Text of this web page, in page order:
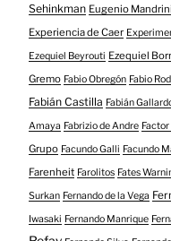
Sehinkman Eugenio Mandrini
Experiencia de Caer
Ezequiel Beyrouti Ezequiel
Gremo Fabio Obregón Fabio
Fabián Castilla Fabián
Amaya Fabrizio de Andre
Grupo Facundo Galli Facundo
Farenheit Farolitos Fates
Surkan Fernando de la Vega
Iwasaki Fernando Manrique